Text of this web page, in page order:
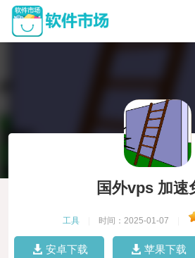
国外vps 加速
工具 时间：2025-01-07
安卓下载 苹果下载